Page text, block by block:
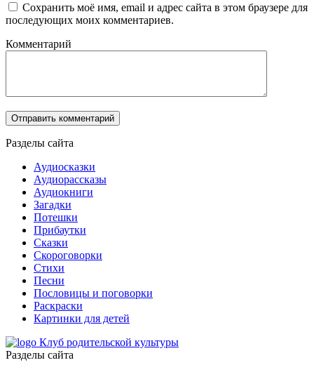
Сохранить моё имя, email и адрес сайта в этом браузере для
последующих моих комментариев.
Комментарий
Разделы сайта
Аудиосказки
Аудиорассказы
Аудиокниги
Загадки
Потешки
Прибаутки
Сказки
Скороговорки
Стихи
Песни
Пословицы и поговорки
Раскраски
Картинки для детей
Клуб родительской культуры
Разделы сайта